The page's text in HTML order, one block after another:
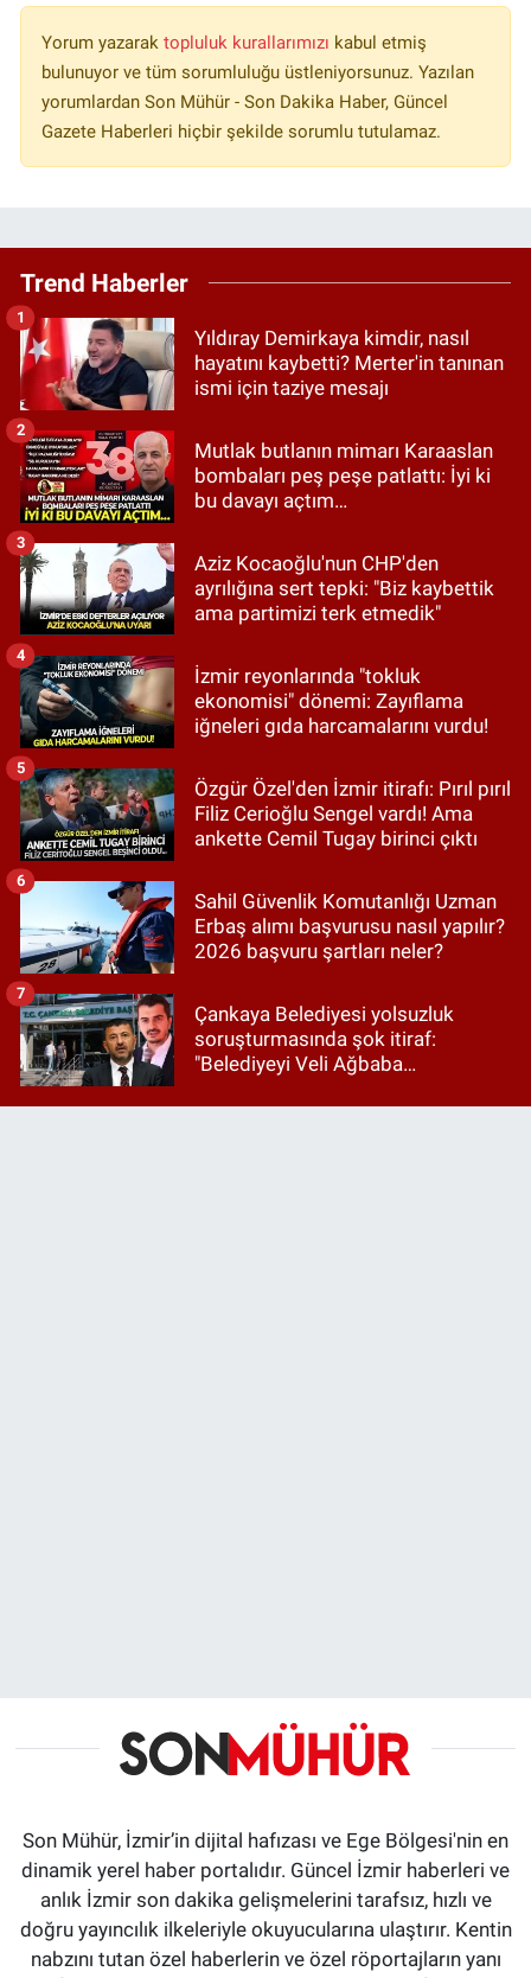
Yorum yazarak topluluk kurallarımızı kabul etmiş
bulunuyor ve tüm sorumluluğu üstleniyorsunuz. Yazılan
yorumlardan Son Mühür - Son Dakika Haber, Güncel
Gazete Haberleri hiçbir şekilde sorumlu tutulamaz.
Trend Haberler
Yıldıray Demirkaya kimdir, nasıl
hayatını kaybetti? Merter'in tanınan
ismi için taziye mesajı
1
Mutlak butlanın mimarı Karaaslan
bombaları peş peşe patlattı: İyi ki
bu davayı açtım…
2
Aziz Kocaoğlu'nun CHP'den
ayrılığına sert tepki: "Biz kaybettik
ama partimizi terk etmedik"
3
İzmir reyonlarında "tokluk
ekonomisi" dönemi: Zayıflama
iğneleri gıda harcamalarını vurdu!
4
Özgür Özel'den İzmir itirafı: Pırıl pırıl
Filiz Cerioğlu Sengel vardı! Ama
ankette Cemil Tugay birinci çıktı
5
Sahil Güvenlik Komutanlığı Uzman
Erbaş alımı başvurusu nasıl yapılır?
2026 başvuru şartları neler?
6
Çankaya Belediyesi yolsuzluk
soruşturmasında şok itiraf:
"Belediyeyi Veli Ağbaba
7
Son Mühür, İzmir’in dijital hafızası ve Ege Bölgesi'nin en
dinamik yerel haber portalıdır. Güncel İzmir haberleri ve
anlık İzmir son dakika gelişmelerini tarafsız, hızlı ve
doğru yayıncılık ilkeleriyle okuyucularına ulaştırır. Kentin
nabzını tutan özel haberlerin ve özel röportajların yanı